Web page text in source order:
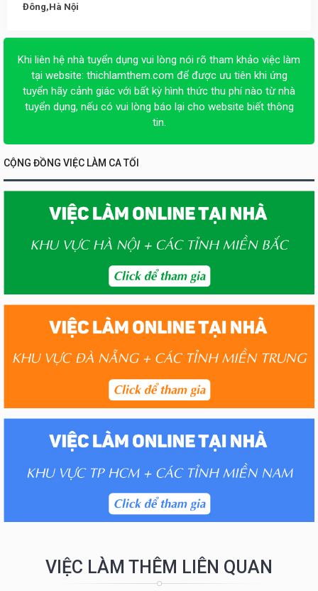
Đông,Hà Nội
Khi liên hệ nhà tuyển dụng vui lòng nói rõ tham khảo việc làm
tại website: thichlamthem.com để được ưu tiên khi ứng
tuyển hãy cảnh giác với bất kỳ hình thức thu phí nào từ nhà
tuyển dụng, nếu có vui lòng báo lại cho website biết thông
tin.
CỘNG ĐỒNG VIỆC LÀM CA TỐI
VIỆC LÀM THÊM LIÊN QUAN